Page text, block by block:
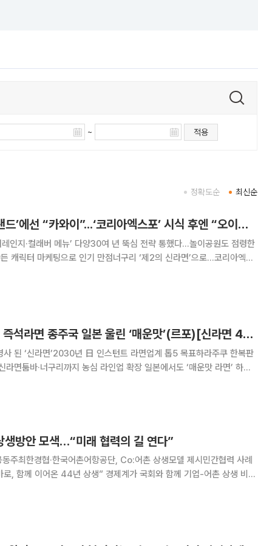
~ 적용
최신순
정확도순
‘농심X후지큐 하이랜드’에선 “카와이”...‘코리아엑스포’ 시식 후엔 “오이시”[신라면 40년, 日열도를 끓이다]
인지·컬래버 메뉴’ 다양30여 년 뚝심 전략 통했다...놀이공원도 점령한
캐릭터 마케팅으로 인기 만점너구리 ‘제2의 신라면’으로...코리아엑스
마흔살 농심 신라면, 즉석라면 종주국 일본 울린 ‘매운맛’(르포)[신라면 40년, 日열도를 끓이다]
된 ‘신라면’2030년 日 인스턴트 라면업계 톱5 목표하라주쿠 한복판
리까지 농심 라인업 확장 일본에서도 ‘매운맛 라면’ 하면
생방안 모색…“미래 협력의 길 연다”
주최한경협·한국어촌어항공단, Co:어촌 상생모델 제시민간협력 사례
상생” 경제계가 국회와 함께 기업-어촌 상생 비즈